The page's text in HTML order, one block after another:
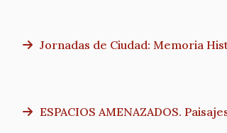
Jornadas de Ciudad: Memoria
ESPACIOS AMENAZADOS.